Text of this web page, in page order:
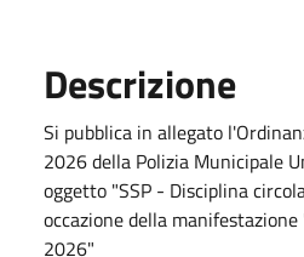
Descrizione
Si pubblica in allegato
2026 della Polizia Municipale
oggetto "SSP - Disciplina
occazione della
2026"